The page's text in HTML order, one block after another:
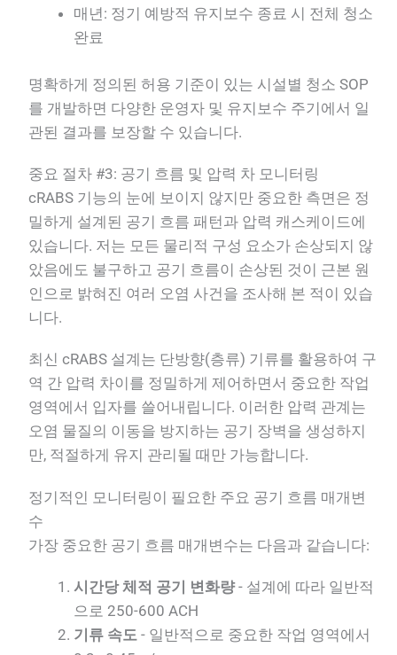
매년: 정기 예방적 유지보수 종료 시 전체 청소
완료
명확하게 정의된 허용 기준이 있는 시설별 청소 SOP
를 개발하면 다양한 운영자 및 유지보수 주기에서 일
관된 결과를 보장할 수 있습니다.
중요 절차 #3: 공기 흐름 및 압력 차 모니터링
cRABS 기능의 눈에 보이지 않지만 중요한 측면은 정
밀하게 설계된 공기 흐름 패턴과 압력 캐스케이드에
있습니다. 저는 모든 물리적 구성 요소가 손상되지 않
았음에도 불구하고 공기 흐름이 손상된 것이 근본 원
인으로 밝혀진 여러 오염 사건을 조사해 본 적이 있습
니다.
최신 cRABS 설계는 단방향(층류) 기류를 활용하여 구
역 간 압력 차이를 정밀하게 제어하면서 중요한 작업
영역에서 입자를 쓸어내립니다. 이러한 압력 관계는
오염 물질의 이동을 방지하는 공기 장벽을 생성하지
만, 적절하게 유지 관리될 때만 가능합니다.
정기적인 모니터링이 필요한 주요 공기 흐름 매개변
수
가장 중요한 공기 흐름 매개변수는 다음과 같습니다:
시간당 체적 공기 변화량- 설계에 따라 일반적
으로 250-600 ACH
기류 속도 - 일반적으로 중요한 작업 영역에서